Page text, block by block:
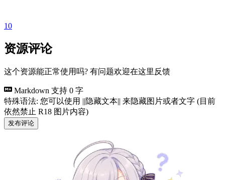
10
资源评论
这个资源能正常使用吗? 有问题欢迎在这里反馈
Markdown 支持 0 字
特殊语法: 您可以使用 ||隐藏文本|| 来隐藏图片或者文字 (目前
依然禁止 R18 图片内容)
发布评论